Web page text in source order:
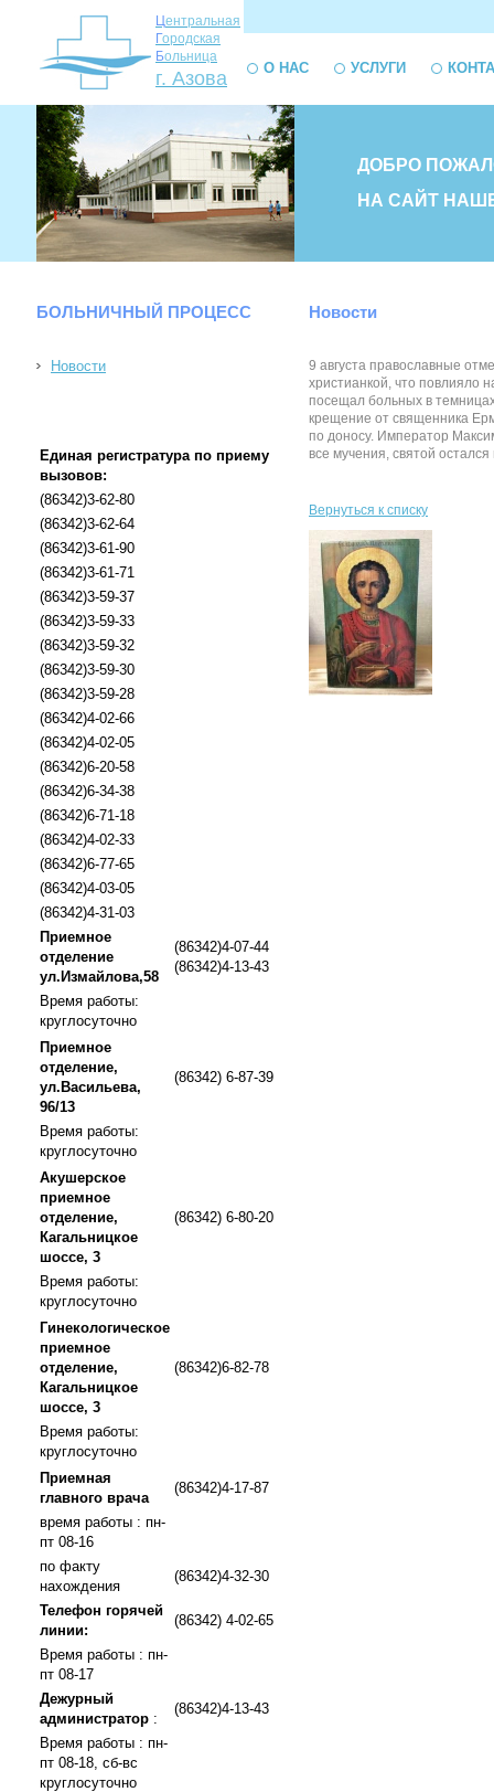
Центральная
Городская
Больница
г. Азова О НАС УСЛУГИ
ДОБРО
НА САЙТ
БОЛЬНИЧНЫЙ ПРОЦЕСС
Новости
Единая регистратура по приему
вызовов:
(86342)3-62-80
(86342)3-62-64
(86342)3-61-90
(86342)3-61-71
(86342)3-59-37
(86342)3-59-33
(86342)3-59-32
(86342)3-59-30
(86342)3-59-28
(86342)4-02-66
(86342)4-02-05
(86342)6-20-58
(86342)6-34-38
(86342)6-71-18
(86342)4-02-33
(86342)6-77-65
(86342)4-03-05
(86342)4-31-03
Приемное
отделение
ул.Измайлова,58
(86342)4-07-44
(86342)4-13-43
Время работы:
круглосуточно
Приемное
отделение,
ул.Васильева,
96/13
(86342) 6-87-39
Время работы:
круглосуточно
Акушерское
приемное
отделение,
Кагальницкое
шоссе, 3
(86342) 6-80-20
Время работы:
круглосуточно
Гинекологическое
приемное
отделение,
Кагальницкое
шоссе, 3
(86342)6-82-78
Время работы:
круглосуточно
Приемная
главного врача
(86342)4-17-87
время работы : пн-
пт 08-16
по факту
нахождения
(86342)4-32-30
Телефон горячей
линии:
(86342) 4-02-65
Время работы : пн-
пт 08-17
Дежурный
администратор :
(86342)4-13-43
Время работы : пн-
пт 08-18, сб-вс
круглосуточно
Новости
9 августа православные
христианкой, что повлияло
посещал больных в
крещение от священника
по доносу. Император
все мучения, святой
Вернуться к списку